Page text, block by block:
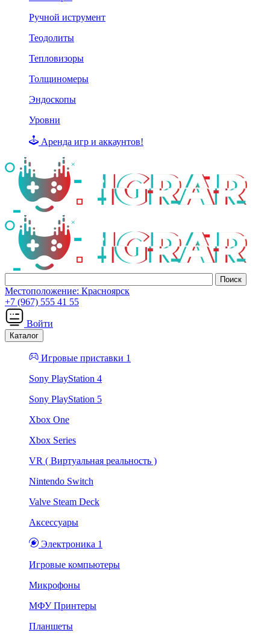
Ручной иструмент
Теодолиты
Тепловизоры
Толщиномеры
Эндоскопы
Уровни
Аренда игр и аккаунтов!
Местоположение: Красноярск
+7 (967) 555 41 55
Войти
Каталог
Игровые приставки 1
Sony PlayStation 4
Sony PlayStation 5
Xbox One
Xbox Series
VR ( Виртуальная реальность )
Nintendo Switch
Valve Steam Deck
Аксессуары
Электроника 1
Игровые компьютеры
Микрофоны
МФУ Принтеры
Планшеты